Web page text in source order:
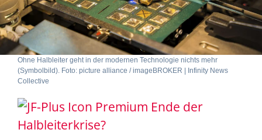
Ohne Halbleiter geht in der modernen Technologie nichts mehr
(Symbolbild). Foto: picture alliance / imageBROKER | Infinity News
Collective
Ende der
Halbleiterkrise?